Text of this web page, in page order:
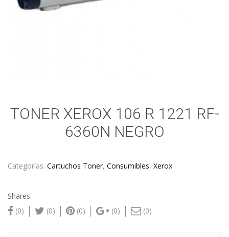
TONER XEROX 106 R 1221 RF-
6360N NEGRO
Categorías: Cartuchos Toner, Consumibles, Xerox
Shares:
(0)
(0) (0) (0) (0)